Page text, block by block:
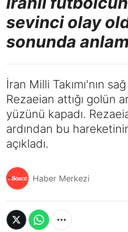
sevinci olay
sonunda
İran Milli Takımı'nın
Rezaeian attığı golün
yüzünü kapadı.
ardından bu
açıkladı.
Haber Merkezi